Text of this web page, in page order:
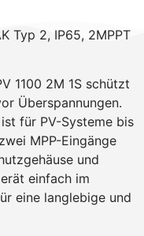
Typ 2, IP65, 2MPPT
1100 2M 1S schützt
Überspannungen.
für PV-Systeme bis
MPP-Eingänge
und
einfach im
eine langlebige und